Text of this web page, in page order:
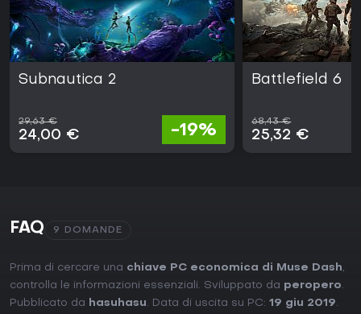
Subnautica 2
29,63 €
24,00 € -19%
Battlefield 6
68,43 €
25,32 €
FAQ 9 DOMANDE
Prima di cercare una chiave PC economica di Muse Dash,
controlla le informazioni essenziali. Sviluppato da peropero.
Pubblicato da
hasuhasu. Data di uscita su PC: 19 giu 2019.